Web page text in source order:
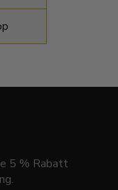
5 % Rabatt